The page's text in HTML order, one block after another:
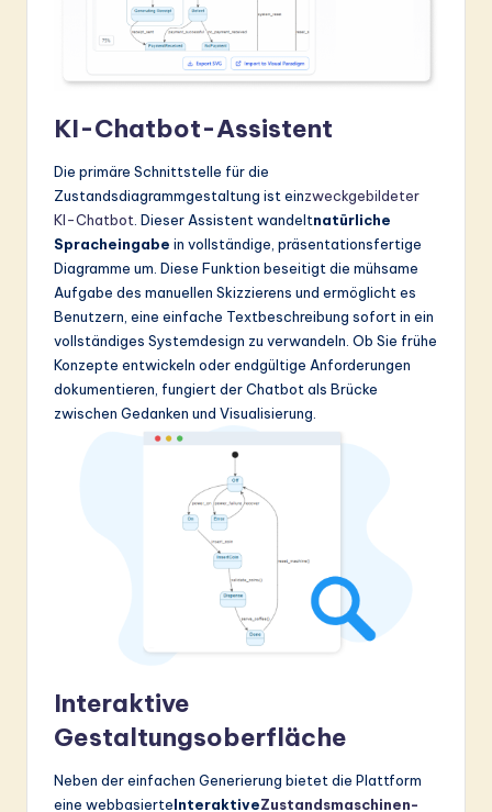
KI-Chatbot-Assistent
Die primäre Schnittstelle für die
Zustandsdiagrammgestaltung ist einzweckgebildeter
KI-Chatbot . Dieser Assistent wandeltnatürliche
Spracheingabe in vollständige, präsentationsfertige
Diagramme um. Diese Funktion beseitigt die mühsame
Aufgabe des manuellen Skizzierens und ermöglicht es
Benutzern, eine einfache Textbeschreibung sofort in ein
vollständiges Systemdesign zu verwandeln. Ob Sie frühe
Konzepte entwickeln oder endgültige Anforderungen
dokumentieren, fungiert der Chatbot als Brücke
zwischen Gedanken und Visualisierung.
Interaktive
Gestaltungsoberfläche
Neben der einfachen Generierung bietet die Plattform
eine webbasierteInteraktiveZustandsmaschinen-